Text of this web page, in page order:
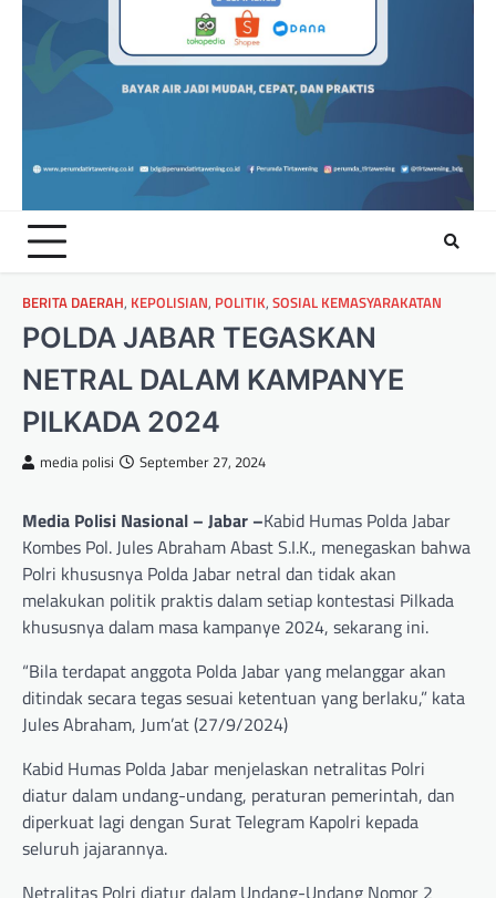
BERITA DAERAH, KEPOLISIAN, POLITIK, SOSIAL KEMASYARAKATAN
POLDA JABAR TEGASKAN
NETRAL DALAM KAMPANYE
PILKADA 2024
media polisi September 27, 2024
Media Polisi Nasional – Jabar –Kabid Humas Polda Jabar
Kombes Pol. Jules Abraham Abast S.I.K., menegaskan bahwa
Polri khususnya Polda Jabar netral dan tidak akan
melakukan politik praktis dalam setiap kontestasi Pilkada
khususnya dalam masa kampanye 2024, sekarang ini.
“Bila terdapat anggota Polda Jabar yang melanggar akan
ditindak secara tegas sesuai ketentuan yang berlaku,” kata
Jules Abraham, Jum’at (27/9/2024)
Kabid Humas Polda Jabar menjelaskan netralitas Polri
diatur dalam undang-undang, peraturan pemerintah, dan
diperkuat lagi dengan Surat Telegram Kapolri kepada
seluruh jajarannya.